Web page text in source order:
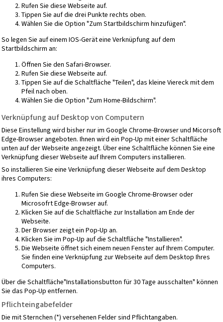
Rufen Sie diese Webseite auf.
Tippen Sie auf die drei Punkte rechts oben.
Wählen Sie die Option "Zum Startbildschirm hinzufügen".
So legen Sie auf einem IOS-Gerät eine Verknüpfung auf dem
Startbildschirm an:
Öffnen Sie den Safari-Browser.
Rufen Sie diese Webseite auf.
Tippen Sie auf die Schaltfläche "Teilen", das kleine Viereck mit dem
Pfeil nach oben.
Wählen Sie die Option "Zum Home-Bildschirm".
Verknüpfung auf Desktop von Computern
Diese Einstellung wird bisher nur im Google Chrome-Browser und Micorsoft
Edge-Browser angeboten. Ihnen wird ein Pop-Up mit einer Schaltfläche
unten auf der Webseite angezeigt. Über eine Schaltfläche können Sie eine
Verknüpfung dieser Webseite auf Ihrem Computers installieren.
So installieren Sie eine Verknüpfung dieser Webseite auf dem Desktop
ihres Computers:
Rufen Sie diese Webseite im Google Chrome-Browser oder
Microsofrt Edge-Browser auf.
Klicken Sie auf die Schaltfläche zur Installation am Ende der
Webseite.
Der Browser zeigt ein Pop-Up an.
Klicken Sie im Pop-Up auf die Schaltfläche "Installieren".
Die Webseite öffnet sich einem neuen Fenster auf Ihrem Computer.
Sie finden eine Verknüpfung zur Webseite auf dem Desktop Ihres
Computers.
Über die Schaltfläche"Installationsbutton für 30 Tage ausschalten" können
Sie das Pop-Up entfernen.
Pflichteingabefelder
Die mit Sternchen (*) versehenen Felder sind Pflichtangaben.